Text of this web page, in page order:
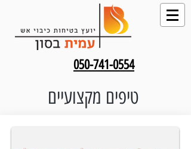
050-741-0554
טיפים מקצועיים